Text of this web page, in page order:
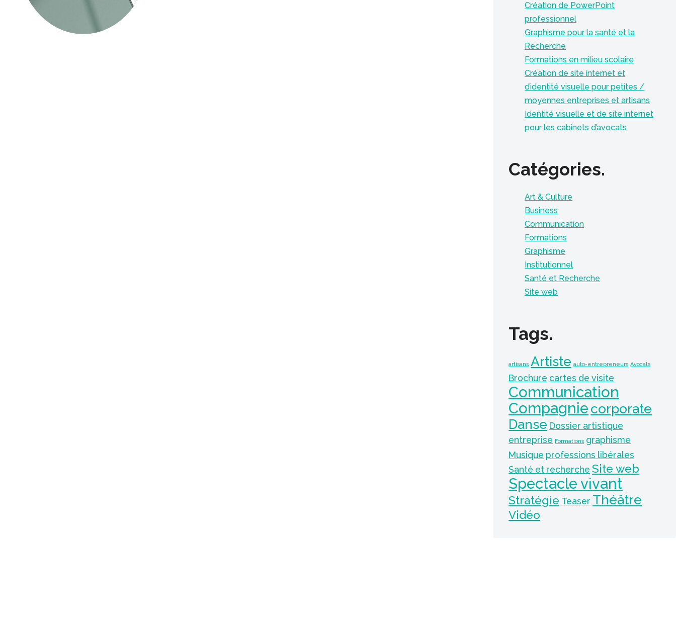
Création de PowerPoint
professionnel
Graphisme pour la santé et la
Recherche
Formations en milieu scolaire
Création de site internet et
d’identité visuelle pour petites /
moyennes entreprises et artisans
Identité visuelle et de site internet
pour les cabinets d’avocats
Catégories.
Art & Culture
Business
Communication
Formations
Graphisme
Institutionnel
Santé et Recherche
Site web
Tags.
artisans Artiste auto-entrepreneurs Avocats
Brochure cartes de visite
Communication
Compagniecorporate
Danse Dossier artistique
entreprise Formations graphisme
Musique professions libérales
Santé et recherche Site web
Spectacle vivant
Stratégie Teaser Théâtre
Vidéo